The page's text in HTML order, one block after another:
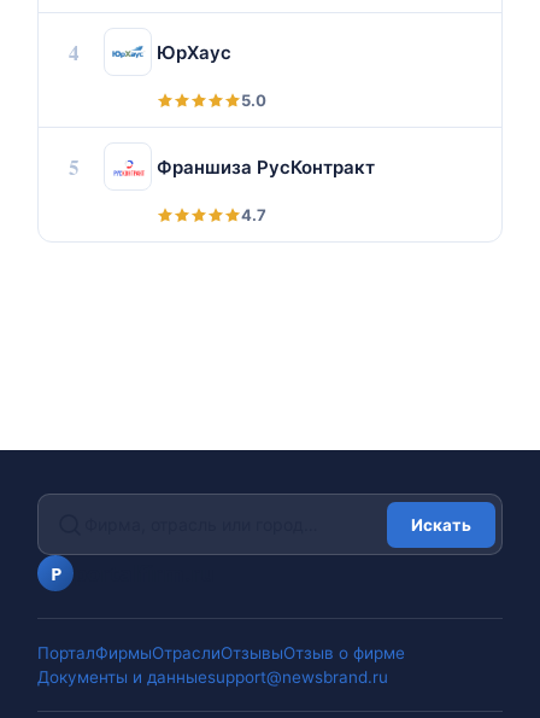
4 ЮрХаус
5.0
5 Франшиза РусКонтракт
4.7
P
Искать
ПорталФирмыОтраслиОтзывыОтзыв о фирме
Документы и данныеsupport@newsbrand.ru